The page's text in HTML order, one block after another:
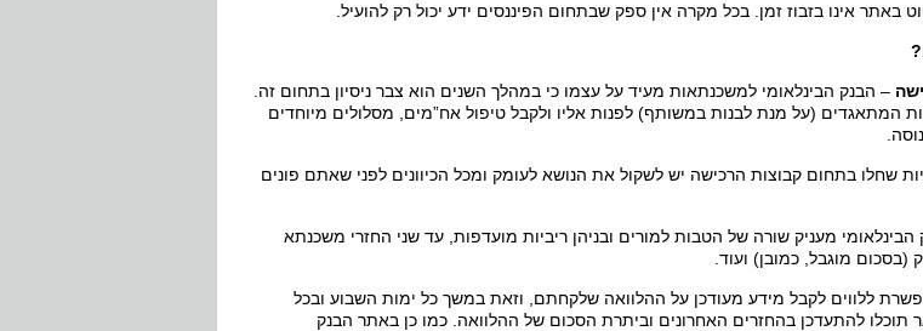
באתר אינו בזבוז זמן. בכל מקרה אין ספק שבתחום הפיננסים ידע יכול רק להועיל.
– הבנק הבינלאומי למשכנתאות מעיד על עצמו כי במהלך השנים הוא צבר ניסיון בתחום זה.
המתאגדים (על מנת לבנות במשותף) לפנות אליו ולקבל טיפול אח”מים, מסלולים מיוחדים
שחלו בתחום קבוצות הרכישה יש לשקול את הנושא לעומק ומכל הכיוונים לפני שאתם פונים
הבינלאומי מעניק שורה של הטבות למורים ובניהן ריביות מועדפות, עד שני החזרי משכנתא
(בסכום מוגבל, כמובן) ועוד.
ללווים לקבל מידע מעודכן על ההלוואה שלקחתם, וזאת במשך כל ימות השבוע ובכל
להתעדכן בהחזרים האחרונים וביתרת הסכום של ההלוואה. כמו כן באתר הבנק